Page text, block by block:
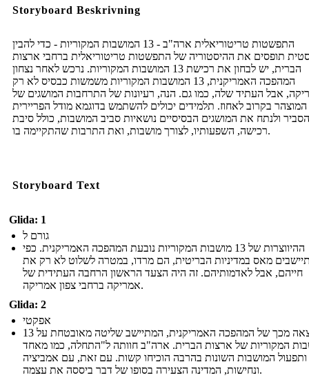
Storyboard Beskrivning
התפשטות טריטוריאלית ארה"ב - 13 המושבות המקוריות - כדי להבין
תופסים את ההיסטוריה של התפשטות טריטוריאלית ברחבי ארצות
הברית, יש לבחון את רכישת 13 המושבות המקוריות. נרכש לאחר נצחון
המהפכה האמריקנית, 13 המושבות המקוריות משמשות כבסיס לא רק
אבל העתיד שלה, כמו גם. הנה, רעיונות של התרחבות המושגים של
בקרוב לאחוז. תלמידים יכולים להשתמש בדוגמא מודל הפריירית
ולנתח את המושגים הבסיסיים נושאיות סביב המושבות, כולל סיבת
רכישה, השפעותיו, לצורך מושבות, ואת התרבות שהתקיימה בו.
Storyboard Text
Glida: 1
גורם ל
ההיווצרות של 13 מושבות המקוריות נובעת המהפכה האמריקנית. כפי
מאס במדיניות הבריטית, הם מרדו, במטרה לשלוט לא רק את
חייהם, אבל לאדמותיהם. זה היה הצעד הראשון הרחבה העתידית של
אמריקה ברחבי צפון אמריקה.
Glida: 2
אפקטי
כתוצאה מכך של המהפכה האמריקנית, המתיישב שליטה מאובטחת על 13
המקוריות של ארצות הברית. ארה"ב חוותה ל"התחלה, כמו מאחד
ותפעול המושבות השונות בהרבה הוכיחו קשות. עם זאת, עם אמביציה
ונחישות, המדינה הצעירה בסופו של דבר ביססה את עצמה.